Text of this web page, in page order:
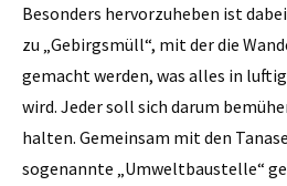
Besonders hervorzuheben ist
zu „Gebirgsmüll“, mit der die
gemacht werden, was alles in
wird. Jeder soll sich darum
halten. Gemeinsam mit den
sogenannte „Umweltbaustelle“